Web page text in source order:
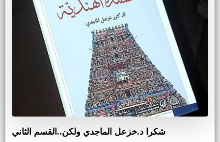
شكرا د.خزعل الماجدي ولكن..القسم الثاني